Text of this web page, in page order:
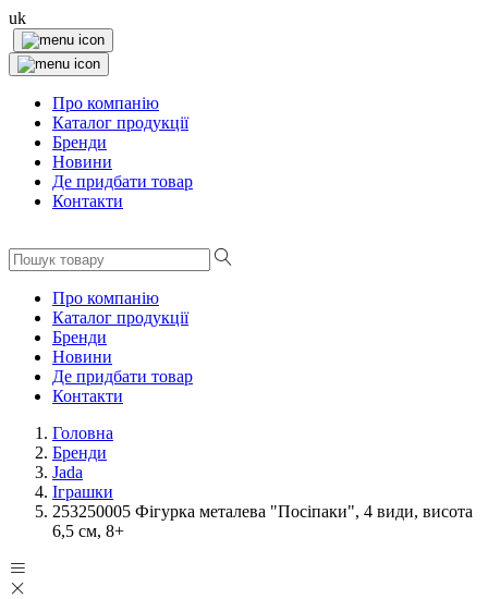
uk
Про компанію
Каталог продукції
Бренди
Новини
Де придбати товар
Контакти
Про компанію
Каталог продукції
Бренди
Новини
Де придбати товар
Контакти
Головна
Бренди
Jada
Іграшки
253250005 Фігурка металева "Посіпаки", 4 види, висота
6,5 см, 8+